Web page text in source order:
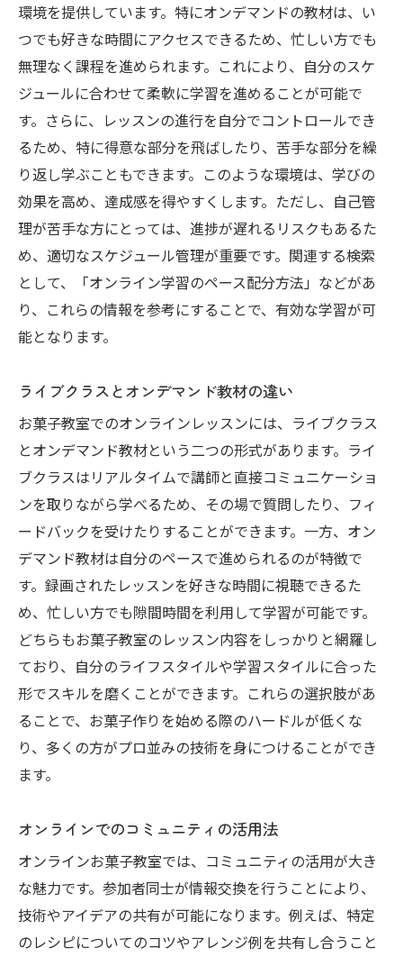
環境を提供しています。特にオンデマンドの教材は、い
つでも好きな時間にアクセスできるため、忙しい方でも
無理なく課程を進められます。これにより、自分のスケ
ジュールに合わせて柔軟に学習を進めることが可能で
す。さらに、レッスンの進行を自分でコントロールでき
るため、特に得意な部分を飛ばしたり、苦手な部分を繰
り返し学ぶこともできます。このような環境は、学びの
効果を高め、達成感を得やすくします。ただし、自己管
理が苦手な方にとっては、進捗が遅れるリスクもあるた
め、適切なスケジュール管理が重要です。関連する検索
として、「オンライン学習のペース配分方法」などがあ
り、これらの情報を参考にすることで、有効な学習が可
能となります。
ライブクラスとオンデマンド教材の違い
お菓子教室でのオンラインレッスンには、ライブクラス
とオンデマンド教材という二つの形式があります。ライ
ブクラスはリアルタイムで講師と直接コミュニケーショ
ンを取りながら学べるため、その場で質問したり、フィ
ードバックを受けたりすることができます。一方、オン
デマンド教材は自分のペースで進められるのが特徴で
す。録画されたレッスンを好きな時間に視聴できるた
め、忙しい方でも隙間時間を利用して学習が可能です。
どちらもお菓子教室のレッスン内容をしっかりと網羅し
ており、自分のライフスタイルや学習スタイルに合った
形でスキルを磨くことができます。これらの選択肢があ
ることで、お菓子作りを始める際のハードルが低くな
り、多くの方がプロ並みの技術を身につけることができ
ます。
オンラインでのコミュニティの活用法
オンラインお菓子教室では、コミュニティの活用が大き
な魅力です。参加者同士が情報交換を行うことにより、
技術やアイデアの共有が可能になります。例えば、特定
のレシピについてのコツやアレンジ例を共有し合うこと